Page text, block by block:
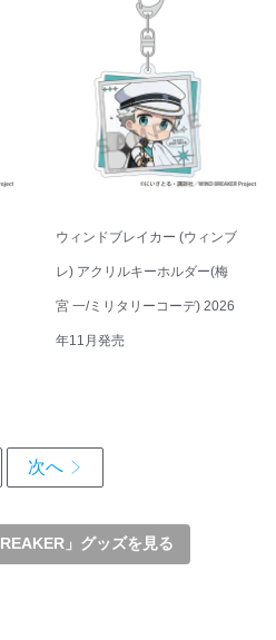
ウィンドブレイカー (ウィンブ
レ) アクリルキーホルダー(梅
宮 一/ミリタリーコーデ) 2026
年11月発売
」グッズを見る